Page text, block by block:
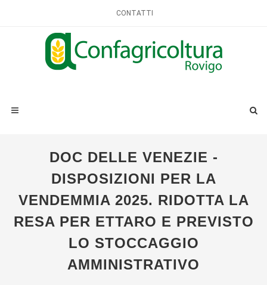
CONTATTI
DOC DELLE VENEZIE -
DISPOSIZIONI PER LA
VENDEMMIA 2025. RIDOTTA LA
RESA PER ETTARO E PREVISTO
LO STOCCAGGIO
AMMINISTRATIVO